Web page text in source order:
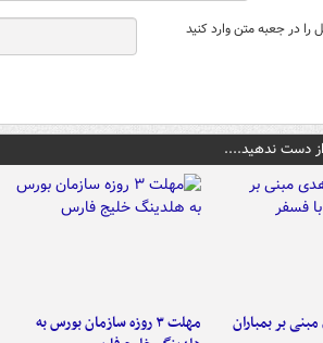
را در جعبه متن وارد کنید
دست ندهید....
بر بمباران
مهلت ۳ روزه سازمان بورس به